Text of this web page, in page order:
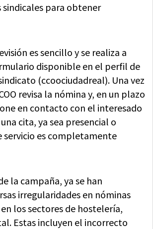
sindicales para obtener
es sencillo y se realiza a
disponible en el perfil de
(ccoociudadreal). Una vez
revisa la nómina y, en un plazo
en contacto con el interesado
cita, ya sea presencial o
servicio es completamente
la campaña, ya se han
irregularidades en nóminas
los sectores de hostelería,
Estas incluyen el incorrecto